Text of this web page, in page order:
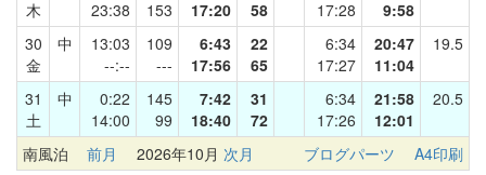
木
23:38
153
17:20
58
17:28
9:58
30
金
中
13:03
--:--
109
---
6:43
17:56
22
65
6:34
17:27
20:47
11:04
19.5
31
土
中
0:22
14:00
145
99
7:42
18:40
31
72
6:34
17:26
21:58
12:01
20.5
南風泊 前月 2026年10月 次月 ブログパーツ A4印刷